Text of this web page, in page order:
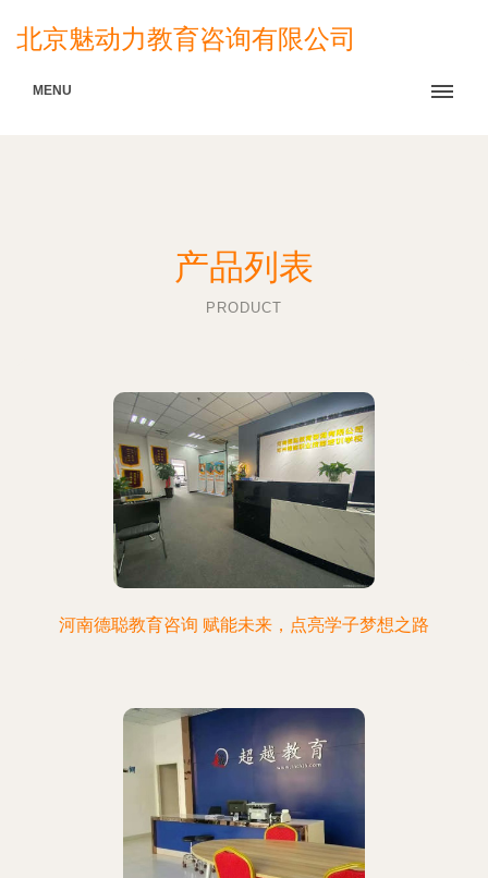
北京魅动力教育咨询有限公司
MENU
产品列表
PRODUCT
河南德聪教育咨询 赋能未来，点亮学子梦想之路